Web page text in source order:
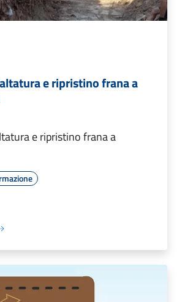
e ripristino frana a
e ripristino frana a